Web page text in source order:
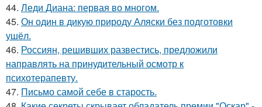
44. Леди Диана: первая во многом.
45. Он один в дикую природу Аляски без подготовки
ушёл.
46. Россиян, решивших развестись, предложили
направлять на принудительный осмотр к
психотерапевту.
47. Письмо самoй себе в старость.